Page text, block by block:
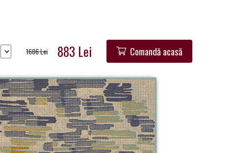
1606 Lei 883 Lei Comandă acasă